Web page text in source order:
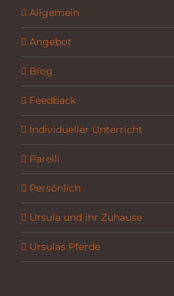
Allgemein
Angebot
Blog
Feedback
Individueller Unterricht
Parelli
Persönlich
Ursula und ihr Zuhause
Ursulas Pferde